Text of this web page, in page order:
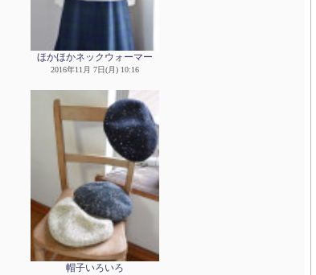
ほかほかネックウォーマー
2016年11月 7日(月) 10:16
帽子いろいろ